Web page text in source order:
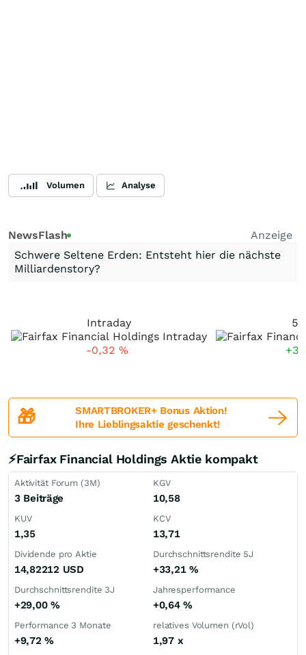
Volumen Analyse
NewsFlash
Anzeige
Schwere Seltene Erden: Entsteht hier die nächste
Milliardenstory?
Intraday
-0,32 %
5
🎁
SMARTBROKER+ Bonus Aktion!
Ihre Lieblingsaktie geschenkt!
⚡Fairfax Financial Holdings Aktie kompakt
Aktivität Forum (3M)
3 Beiträge
KGV
10,58
KUV
1,35
KCV
13,71
Dividende pro Aktie
14,82212 USD
Durchschnittsrendite 5J
+33,21 %
Durchschnittsrendite 3J
+29,00 %
Jahresperformance
+0,64%
Performance 3 Monate
+9,72%
relatives Volumen (rVol)
1,97 x